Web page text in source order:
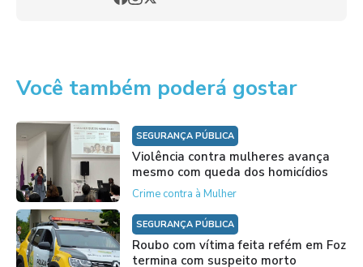
Você também poderá gostar
SEGURANÇA PÚBLICA
Violência contra mulheres avança
mesmo com queda dos homicídios
Crime contra à Mulher
SEGURANÇA PÚBLICA
Roubo com vítima feita refém em Foz
termina com suspeito morto